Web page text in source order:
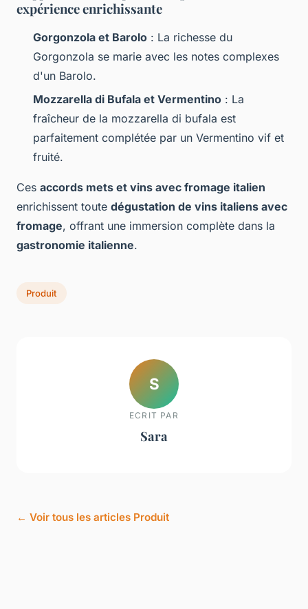
expérience enrichissante
Gorgonzola et Barolo : La richesse du
Gorgonzola se marie avec les notes complexes
d'un Barolo.
Mozzarella di Bufala et Vermentino : La
fraîcheur de la mozzarella di bufala est
parfaitement complétée par un Vermentino vif et
fruité.
Ces accords mets et vins avec fromage italien
enrichissent toute dégustation de vins italiens avec
fromage, offrant une immersion complète dans la
gastronomie italienne.
Produit
S
ECRIT PAR
Sara
← Voir tous les articles Produit